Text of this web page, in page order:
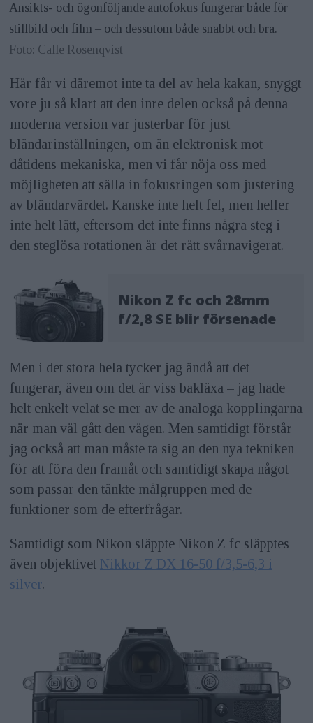
Ansikts- och ögonföljande autofokus fungerar både för
stillbild och film – och dessutom både snabbt och bra.
Foto: Calle Rosenqvist
Här får vi däremot inte ta del av hela kakan, snyggt
vore ju så klart att den inre delen också på denna
moderna version var justerbar för just
bländarinställningen, om än elektronisk mot
dåtidens mekaniska, men vi får nöja oss med
möjligheten att sälla in fokusringen som justering
av bländarvärdet. Kanske inte helt fel, men heller
inte helt lätt, eftersom det inte finns några steg i
den steglösa rotationen är det rätt svårnavigerat.
Nikon Z fc och 28mm
f/2,8 SE blir försenade
Men i det stora hela tycker jag ändå att det
fungerar, även om det är viss bakläxa – jag hade
helt enkelt velat se mer av de analoga kopplingarna
när man väl gått den vägen. Men samtidigt förstår
jag också att man måste ta sig an den nya tekniken
för att föra den framåt och samtidigt skapa något
som passar den tänkte målgruppen med de
funktioner som de efterfrågar.
Samtidigt som Nikon släppte Nikon Z fc släpptes
även objektivet Nikkor Z DX 16-50 f/3,5-6,3 i
silver.